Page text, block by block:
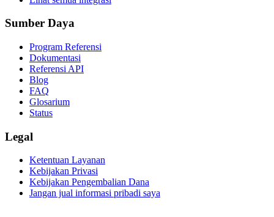
Sumber Daya
Program Referensi
Dokumentasi
Referensi API
Blog
FAQ
Glosarium
Status
Legal
Ketentuan Layanan
Kebijakan Privasi
Kebijakan Pengembalian Dana
Jangan jual informasi pribadi saya